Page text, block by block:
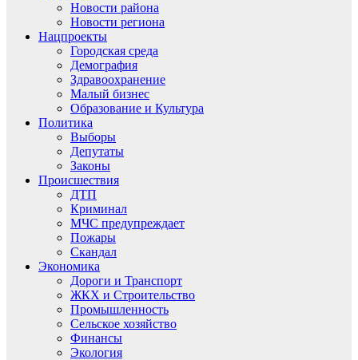
Новости района
Новости региона
Нацпроекты
Городская среда
Демография
Здравоохранение
Малый бизнес
Образование и Культура
Политика
Выборы
Депутаты
Законы
Происшествия
ДТП
Криминал
МЧС предупреждает
Пожары
Скандал
Экономика
Дороги и Транспорт
ЖКХ и Строительство
Промышленность
Сельское хозяйство
Финансы
Экология